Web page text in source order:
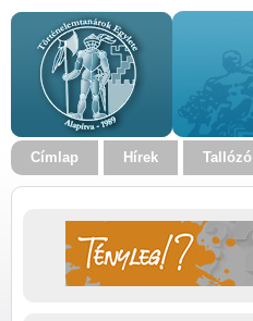
Címlap Hírek Tallózó